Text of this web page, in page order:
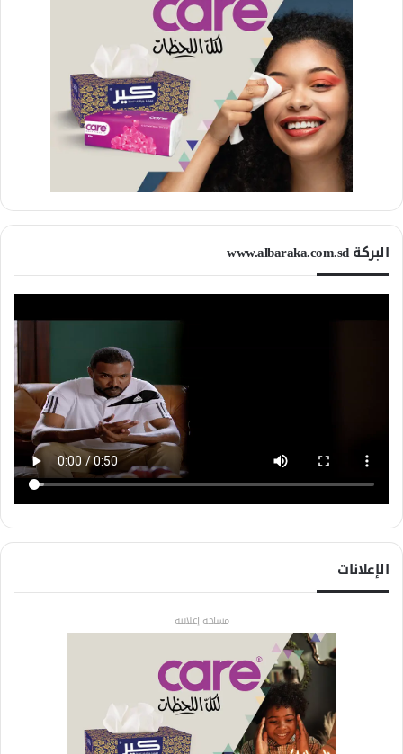
البركة www.albaraka.com.sd
الإعلانات
مساحة إعلانية